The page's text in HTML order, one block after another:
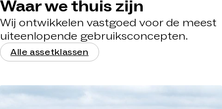
Waar we thuis zijn
Wij ontwikkelen vastgoed voor de meest
uiteenlopende gebruiksconcepten.
Alle assetklassen